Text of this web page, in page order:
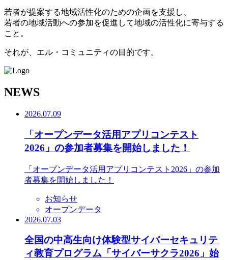
若者が提案する地域活性化のための企画を支援し、
若者の地域活動への参加を促進して地域の活性化に寄与する
こと。
それが、エル・コミュニティの目的です。
NEWS
2026.07.09
「オープンデータ活用アプリコンテスト
2026」の参加者募集を開始しました！
「オープンデータ活用アプリコンテスト2026」の参加
者募集を開始しました！
お知らせ
オープンデータ
2026.07.03
全国の中高生向け体験型サイバーセキュリテ
ィ教育プログラム「サイバーサクラ2026」始